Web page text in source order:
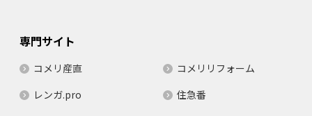
専門サイト
コメリ産直
コメリリフォーム
レンガ.pro
住急番